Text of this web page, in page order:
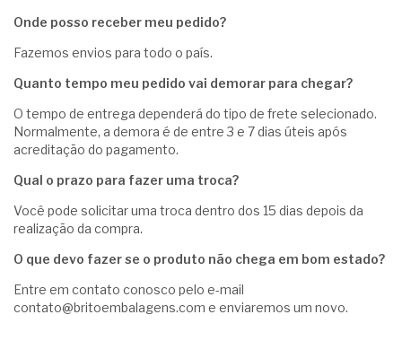
Onde posso receber meu pedido?
Fazemos envios para todo o país.
Quanto tempo meu pedido vai demorar para chegar?
O tempo de entrega dependerá do tipo de frete selecionado.
Normalmente, a demora é de entre 3 e 7 dias úteis após
acreditação do pagamento.
Qual o prazo para fazer uma troca?
Você pode solicitar uma troca dentro dos 15 dias depois da
realização da compra.
O que devo fazer se o produto não chega em bom estado?
Entre em contato conosco pelo e-mail
contato@britoembalagens.com e enviaremos um novo.